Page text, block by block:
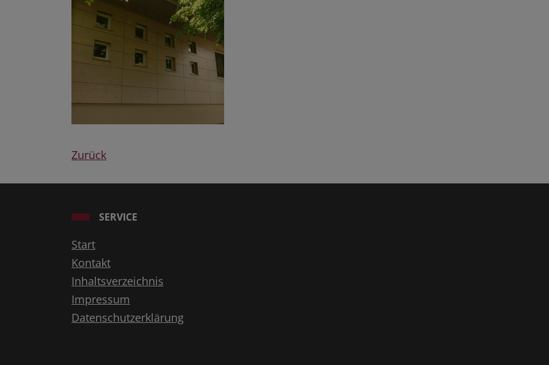
Zurück
SERVICE
Start
Kontakt
Inhaltsverzeichnis
Impressum
Datenschutzerklärung